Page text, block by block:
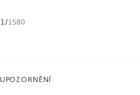
1/1580
UPOZORNĚNÍ